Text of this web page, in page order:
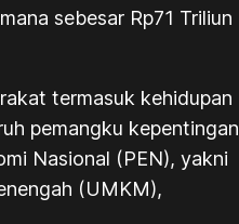
sebesar Rp71 Triliun
termasuk kehidupan
pemangku kepentingan
Nasional (PEN), yakni
(UMKM),